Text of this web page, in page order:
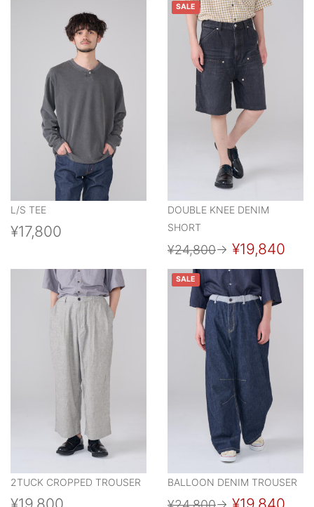
L/S TEE
¥17,800
SALE
DOUBLE KNEE DENIM
SHORT
¥24,800→ ¥19,840
2TUCK CROPPED TROUSER
SALE
BALLOON DENIM TROUSER